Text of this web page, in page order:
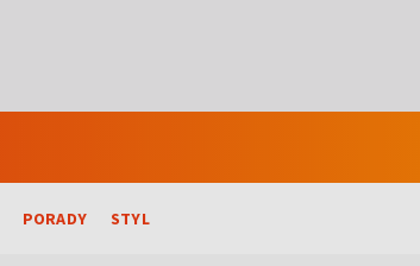
PORADY STYL